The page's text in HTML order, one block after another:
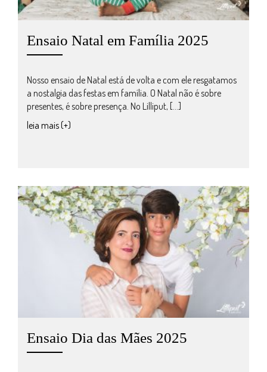
Ensaio Natal em Família 2025
Nosso ensaio de Natal está de volta e com ele resgatamos
a nostalgia das festas em família. O Natal não é sobre
presentes, é sobre presença. No Lilliput, […]
leia mais (+)
Ensaio Dia das Mães 2025